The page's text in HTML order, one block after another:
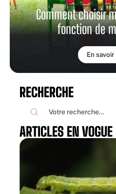
Comment choisir
fonction de
En
RECHERCHE
ARTICLES EN VOGUE